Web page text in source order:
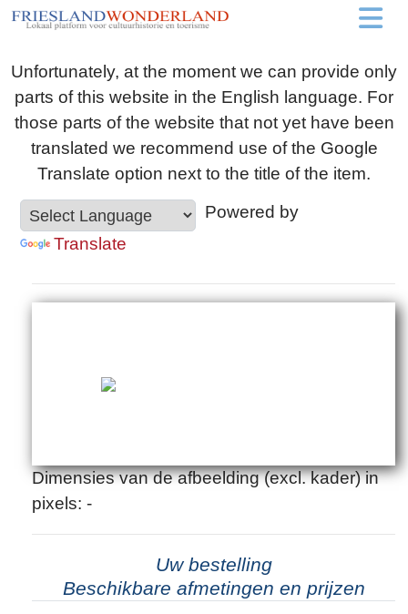
Unfortunately, at the moment we can provide only
parts of this website in the English language. For
those parts of the website that not yet have been
translated we recommend use of the Google
Translate option next to the title of the item.
Powered by
Translate
Dimensies van de afbeelding (excl. kader) in
pixels: -
Uw bestelling
Beschikbare afmetingen en prijzen